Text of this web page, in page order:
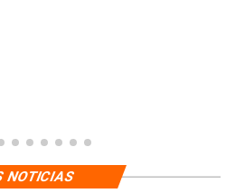
NOTICIAS